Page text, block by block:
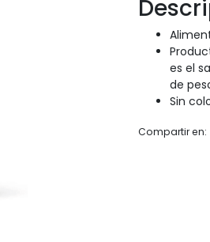
es el
de
Sin
Compartir en: